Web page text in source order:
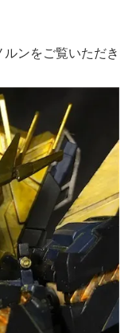
ンをご覧いただき